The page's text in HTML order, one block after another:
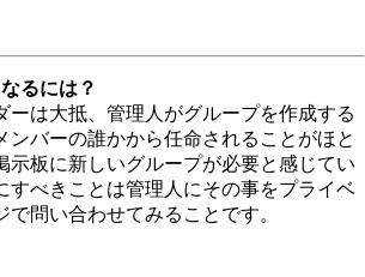
るには？
ーは大抵、管理人がグループを作成する
ンバーの誰かから任命されることがほと
示板に新しいグループが必要と感じてい
すべきことは管理人にその事をプライベ
で問い合わせてみることです。